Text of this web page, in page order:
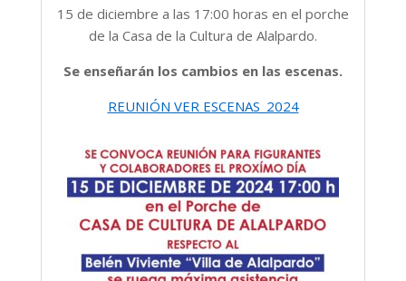
15 de diciembre a las 17:00 horas en el porche
de la Casa de la Cultura de Alalpardo.
Se enseñarán los cambios en las escenas.
REUNIÓN VER ESCENAS_2024